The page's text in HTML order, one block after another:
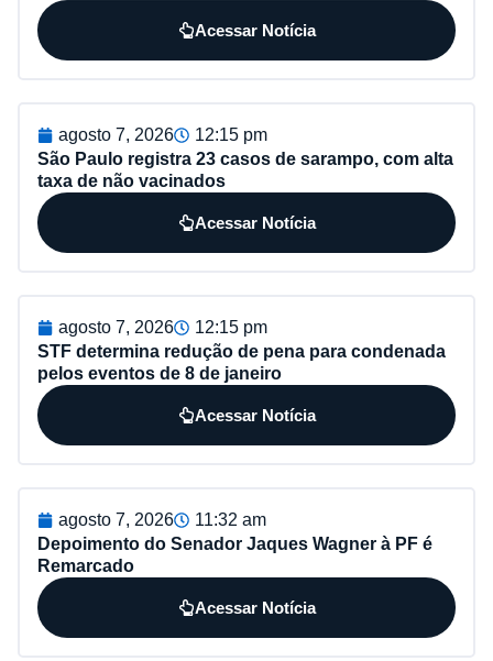
Acessar Notícia
agosto 7, 2026
12:15 pm
São Paulo registra 23 casos de sarampo, com alta
taxa de não vacinados
Acessar Notícia
agosto 7, 2026
12:15 pm
STF determina redução de pena para condenada
pelos eventos de 8 de janeiro
Acessar Notícia
agosto 7, 2026
11:32 am
Depoimento do Senador Jaques Wagner à PF é
Remarcado
Acessar Notícia